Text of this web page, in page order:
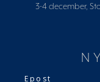
3-4 december,
Epost